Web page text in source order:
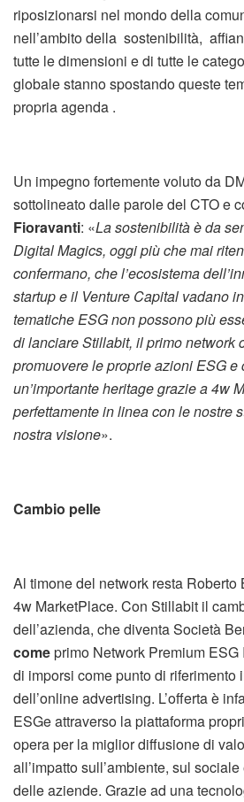
riposizionarsi nel mondo della
nell’ambito della sostenibilità,
tutte le dimensioni e di tutte le
globale stanno spostando queste
propria agenda .
Un impegno fortemente voluto da
sottolineato dalle parole del CTO e
Fioravanti: «La sostenibilità è da
Digital Magics, oggi più che mai
confermano, che l’ecosistema
startup e il Venture Capital vadano
tematiche ESG non possono più
di lanciare Stillabit, il primo network
promuovere le proprie azioni ESG e
un’importante heritage grazie a 4w
perfettamente in linea con le nostre
nostra visione».
Cambio pelle
Al timone del network resta Roberto
4w MarketPlace. Con Stillabit il
dell’azienda, che diventa Società
comeprimo Network Premium ESG
di imporsi come punto di riferimento
dell’online advertising. L’offerta è
ESGe attraverso la piattaforma
opera per la miglior diffusione di
all’impatto sull’ambiente, sul
delle aziende. Grazie ad una